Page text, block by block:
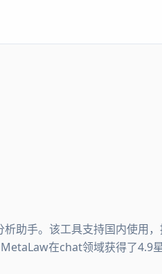
助手。该工具支持国内使用，
在chat领域获得了4.9